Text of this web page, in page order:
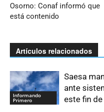
Osorno: Conaf informó que
está contenido
Artículos relacionados
Informando
Primero
Saesa
ante
este fin